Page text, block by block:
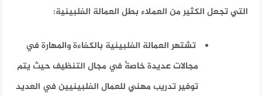
التي تجعل الكثير من العملاء بطل العمالة الفلبينية:
تشتهر العمالة الفلبينية بالكفاءة والمهارة في
مجالات عديدة خاصةً في مجال التنظيف حيث يتم
توفير تدريب مهني للعمال الفلبينيين في العديد